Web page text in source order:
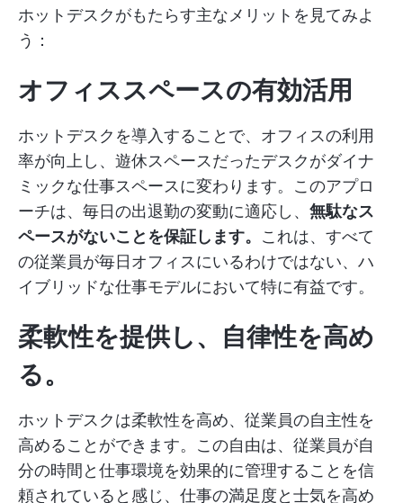
ホットデスクがもたらす主なメリットを見てみよ
う：
オフィススペースの有効活用
ホットデスクを導入することで、オフィスの利用
率が向上し、遊休スペースだったデスクがダイナ
ミックな仕事スペースに変わります。このアプロ
ーチは、毎日の出退勤の変動に適応し、 無駄なス
ペースがないことを保証します。 これは、すべて
の従業員が毎日オフィスにいるわけではない、ハ
イブリッドな仕事モデルにおいて特に有益です。
柔軟性を提供し、自律性を高め
る。
ホットデスクは柔軟性を高め、従業員の自主性を
高めることができます。この自由は、従業員が自
分の時間と仕事環境を効果的に管理することを信
頼されていると感じ、仕事の満足度と士気を高め